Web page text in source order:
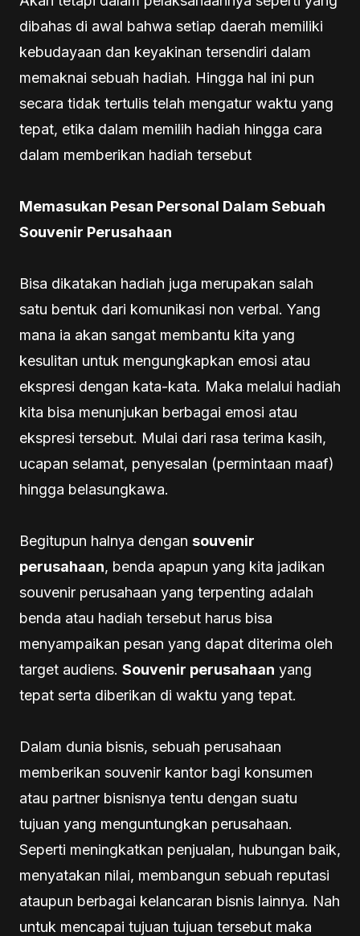
dibahas di awal bahwa setiap daerah memiliki
kebudayaan dan keyakinan tersendiri dalam
memaknai sebuah hadiah. Hingga hal ini pun
secara tidak tertulis telah mengatur waktu yang
tepat, etika dalam memilih hadiah hingga cara
dalam memberikan hadiah tersebut
Memasukan Pesan Personal Dalam Sebuah
Souvenir Perusahaan
Bisa dikatakan hadiah juga merupakan salah
satu bentuk dari komunikasi non verbal. Yang
mana ia akan sangat membantu kita yang
kesulitan untuk mengungkapkan emosi atau
ekspresi dengan kata-kata. Maka melalui hadiah
kita bisa menunjukan berbagai emosi atau
ekspresi tersebut. Mulai dari rasa terima kasih,
ucapan selamat, penyesalan (permintaan maaf)
hingga belasungkawa.
Begitupun halnya dengan souvenir
perusahaan, benda apapun yang kita jadikan
souvenir perusahaan yang terpenting adalah
benda atau hadiah tersebut harus bisa
menyampaikan pesan yang dapat diterima oleh
target audiens. Souvenir perusahaan yang
tepat serta diberikan di waktu yang tepat.
Dalam dunia bisnis, sebuah perusahaan
memberikan souvenir kantor bagi konsumen
atau partner bisnisnya tentu dengan suatu
tujuan yang menguntungkan perusahaan.
Seperti meningkatkan penjualan, hubungan baik,
menyatakan nilai, membangun sebuah reputasi
ataupun berbagai kelancaran bisnis lainnya. Nah
untuk mencapai tujuan tujuan tersebut maka